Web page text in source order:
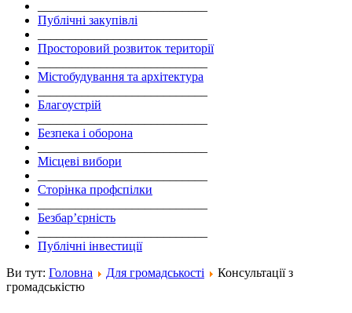
Публічні закупівлі
Просторовий розвиток території
Містобудування та архітектура
Благоустрій
Безпека і оборона
Місцеві вибори
Сторінка профспілки
Безбар’єрність
Публічні інвестиції
Ви тут: Головна Для громадськості
Консультації з
громадськістю